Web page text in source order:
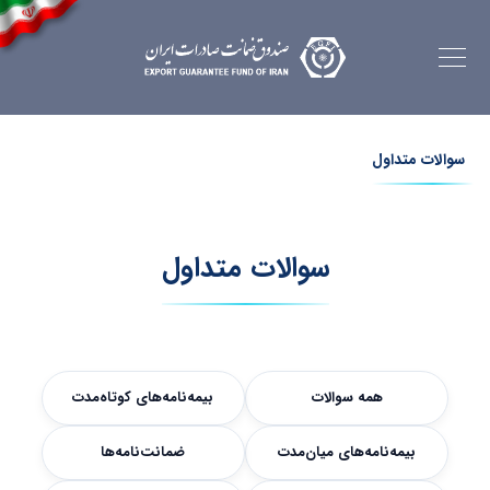
سوالات متداول
سوالات متداول
همه سوالات بیمه‌نامه‌های کوتاه‌مدت
بیمه‌نامه‌های میان‌مدت ضمانت‌نامه‌ها